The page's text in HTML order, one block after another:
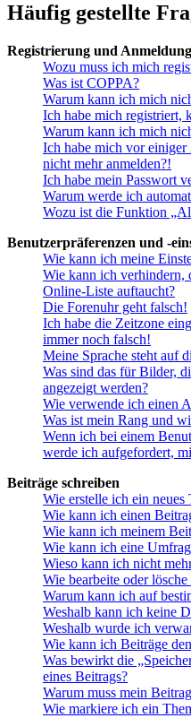
Häufig gestellte
Registrierung und Anmeldung
Wozu muss ich mich
Was ist COPPA?
Warum kann ich mich
Ich habe mich registriert,
Warum kann ich mich
Ich habe mich vor
nicht mehr anmelden?!
Ich habe mein Passwort
Warum werde ich
Wozu ist die Funktion
Benutzerpräferenzen und -
Wie kann ich meine
Wie kann ich verhindern,
Online-Liste auftaucht?
Die Forenuhr geht falsch!
Ich habe die Zeitzone
immer noch falsch!
Meine Sprache steht auf
Was sind das für Bilder,
angezeigt werden?
Wie verwende ich einen
Was ist mein Rang und
Wenn ich bei einem
werde ich aufgefordert,
Beiträge schreiben
Wie erstelle ich ein
Wie kann ich einen
Wie kann ich meinem
Wie kann ich eine
Wieso kann ich nicht
Wie bearbeite oder
Warum kann ich auf
Weshalb kann ich keine
Weshalb wurde ich
Wie kann ich Beiträge
Was bewirkt die
eines Beitrags?
Warum muss mein
Wie markiere ich ein